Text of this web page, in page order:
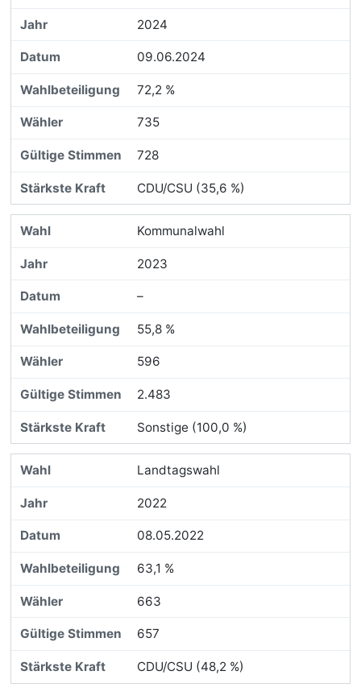
2024
09.06.2024
72,2 %
735
728
CDU/CSU (35,6 %)
Kommunalwahl
2023
–
55,8 %
596
2.483
Sonstige (100,0 %)
Landtagswahl
2022
08.05.2022
63,1 %
663
657
CDU/CSU (48,2 %)